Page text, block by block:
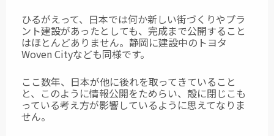
ひるがえって、日本では何か新しい街づくりやプラ
ント建設があったとしても、完成まで公開すること
はほとんどありません。静岡に建設中のトヨタ
Woven Cityなども同様です。
ここ数年、日本が他に後れを取ってきていること
と、このように情報公開をためらい、殻に閉じこも
っている考え方が影響しているように思えてなりま
せん。